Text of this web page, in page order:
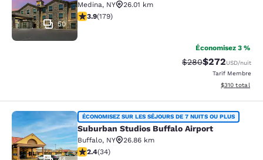
50
Medina, NY
26.01 km
3.94 étoiles. Bien. 179 commentaires
3.9(179)
Économisez 3 %
Tarif barré :
$280Tarif réduit :
$272USD/nuit
Tarif Membre
Afficher les
$310 total
Suburban Studios Buffalo Airport
ÉCONOMISEZ SUR LES SÉJOURS DE 7 NUITS OU PLUS
Suburban Studios Buffalo Airport
Buffalo, NY
26.86 km
2.35 étoiles. Moyen. 34 commentaires
2.4(34)